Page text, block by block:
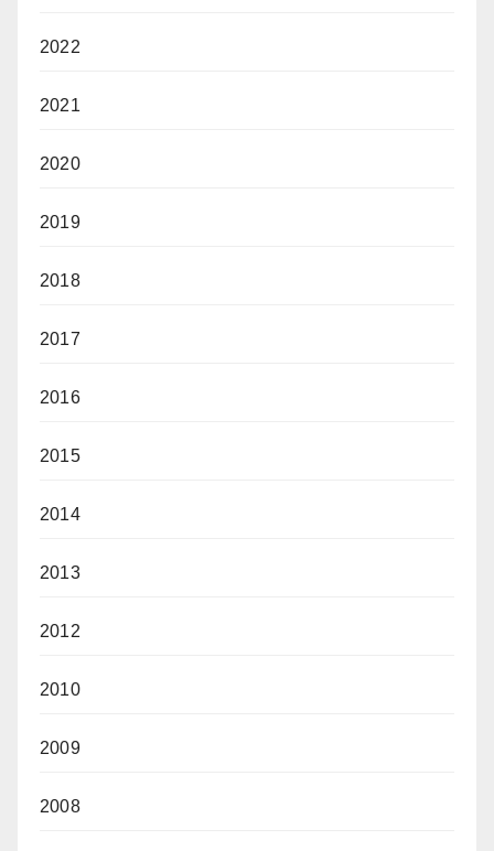
2022
2021
2020
2019
2018
2017
2016
2015
2014
2013
2012
2010
2009
2008